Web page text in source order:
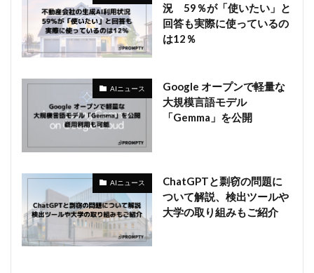
況 59％が「使いたい」と
回答も実際に使っているの
は12％
AIニュース
Google オープンで軽量な
大規模言語モデル
「Gemma」を公開
AIニュース
ChatGPTと剽窃の問題に
ついて解説、検出ツールや
大学の取り組みもご紹介